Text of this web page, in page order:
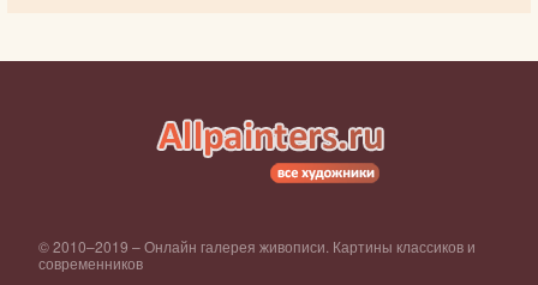
© 2010–2019 – Онлайн галерея живописи. Картины классиков и
современников